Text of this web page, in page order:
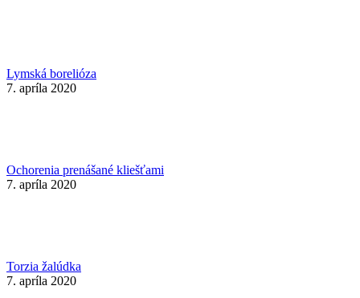
Lymská borelióza
7. apríla 2020
Ochorenia prenášané kliešťami
7. apríla 2020
Torzia žalúdka
7. apríla 2020